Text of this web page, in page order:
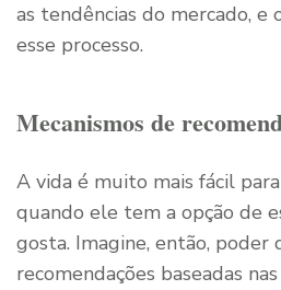
as tendências do mercado, e
esse processo.
Mecanismos de
A vida é muito mais fácil
quando ele tem a opção de
gosta. Imagine, então, poder
recomendações baseadas